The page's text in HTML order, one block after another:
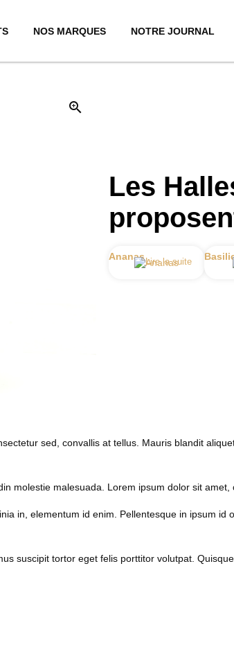
NOS MARQUES NOTRE JOURNAL
zoom_in
Les
Ananas Lire la suite
sed, convallis at tellus. Mauris blandit
molestie malesuada. Lorem ipsum dolor sit amet,
in, elementum id enim. Pellentesque in ipsum
suscipit tortor eget felis porttitor volutpat.